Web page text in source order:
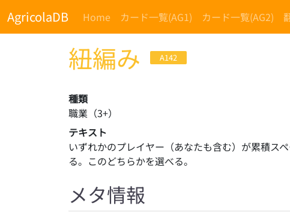
AgricolaDB Home カード一覧(AG1) カード一覧(AG2)
紐編み A142
種類
職業 （3+）
テキスト
いずれかのプレイヤー（あなたも含む）が累積ス
る。このどちらかを選べる。
メタ情報